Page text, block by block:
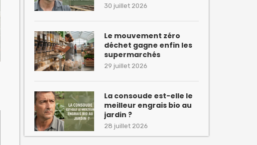
30 juillet 2026
Le mouvement zéro
déchet gagne enfin les
supermarchés
29 juillet 2026
La consoude est-elle le
meilleur engrais bio au
jardin ?
28 juillet 2026